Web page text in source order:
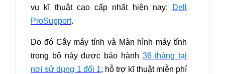
vụ kĩ thuật cao cấp nhất hiện nay:
Dell
ProSupport.
Do đó Cây máy tính và Màn hình máy tính
trong bộ này được bảo hành 36 tháng tại
nơi sử dụng 1 đổi 1; hỗ trợ kĩ thuật miễn phí